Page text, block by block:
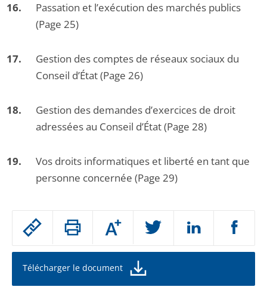
Passer
partage
de
l'article
Augmenter
ou
la
de
police
Télécharger le document
Passation et l’exécution des marchés publics
(Page 25)
Gestion des comptes de réseaux sociaux du
Conseil d’État (Page 26)
Gestion des demandes d’exercices de droit
adressées au Conseil d’État (Page 28)
Vos droits informatiques et liberté en tant que
personne concernée (Page 29)